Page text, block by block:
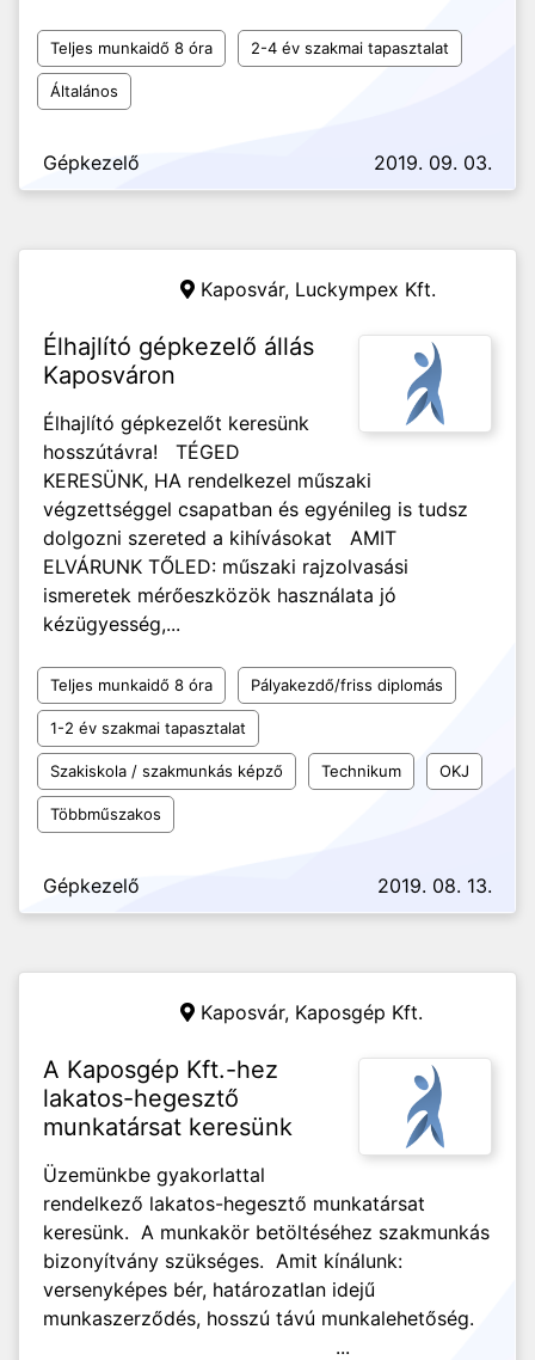
Teljes munkaidő 8 óra 2-4 év szakmai tapasztalat
Általános
Gépkezelő 2019. 09. 03.
Kaposvár, Luckympex Kft.
Élhajlító gépkezelő állás
Kaposváron
Élhajlító gépkezelőt keresünk
hosszútávra! TÉGED
KERESÜNK, HA rendelkezel műszaki
végzettséggel csapatban és egyénileg is tudsz
dolgozni szereted a kihívásokat AMIT
ELVÁRUNK TŐLED: műszaki rajzolvasási
ismeretek mérőeszközök használata jó
kézügyesség,...
Teljes munkaidő 8 óra Pályakezdő/friss diplomás
1-2 év szakmai tapasztalat
Szakiskola / szakmunkás képző Technikum OKJ
Többműszakos
Gépkezelő 2019. 08. 13.
Kaposvár, Kaposgép Kft.
A Kaposgép Kft.-hez
lakatos-hegesztő
munkatársat keresünk
Üzemünkbe gyakorlattal
rendelkező lakatos-hegesztő munkatársat
keresünk. A munkakör betöltéséhez szakmunkás
bizonyítvány szükséges. Amit kínálunk:
versenyképes bér, határozatlan idejű
munkaszerződés, hosszú távú munkalehetőség.
...